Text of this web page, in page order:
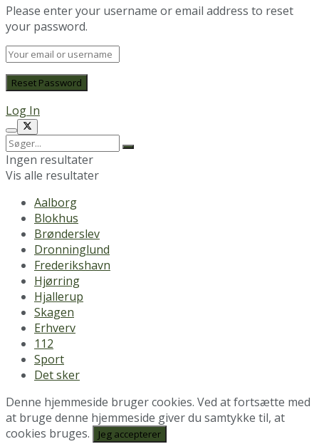
Please enter your username or email address to reset
your password.
Log In
Ingen resultater
Vis alle resultater
Aalborg
Blokhus
Brønderslev
Dronninglund
Frederikshavn
Hjørring
Hjallerup
Skagen
Erhverv
112
Sport
Det sker
Denne hjemmeside bruger cookies. Ved at fortsætte med
at bruge denne hjemmeside giver du samtykke til, at
cookies bruges.
Jeg accepterer